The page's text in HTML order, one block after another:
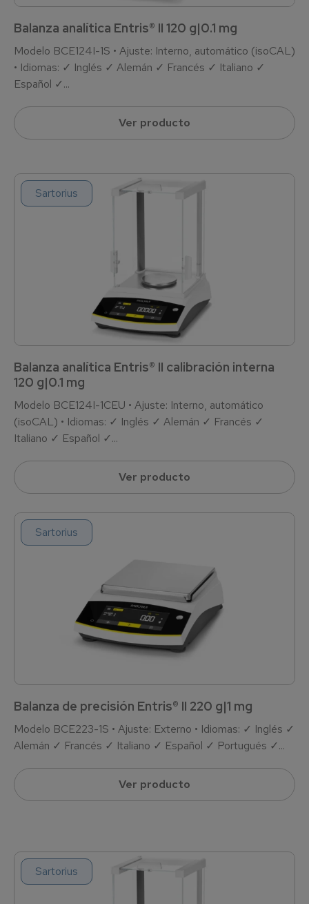
Balanza analítica Entris® II 120 g|0.1 mg
Modelo BCE124I-1S • Ajuste: Interno, automático (isoCAL)
• Idiomas: ✓ Inglés ✓ Alemán ✓ Francés ✓ Italiano ✓
Español ✓...
Ver producto
Sartorius
Balanza analítica Entris® II calibración interna
120 g|0.1 mg
Modelo BCE124I-1CEU • Ajuste: Interno, automático
(isoCAL) • Idiomas: ✓ Inglés ✓ Alemán ✓ Francés ✓
Italiano ✓ Español ✓...
Ver producto
Sartorius
Balanza de precisión Entris® II 220 g|1 mg
Modelo BCE223-1S • Ajuste: Externo • Idiomas: ✓ Inglés ✓
Alemán ✓ Francés ✓ Italiano ✓ Español ✓ Portugués ✓...
Ver producto
Sartorius